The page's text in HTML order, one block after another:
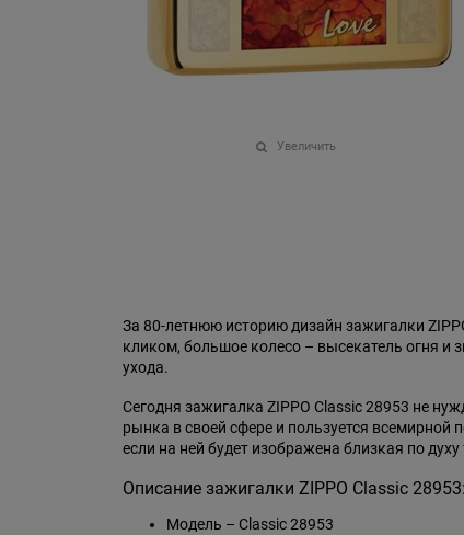
Увеличить
За 80-летнюю историю дизайн зажигалки
кликом, большое колесо – высекатель огня и
ухода.
Сегодня зажигалка ZIPPO Classic 28953 не
рынка в своей сфере и пользуется всемирной
если на ней будет изображена близкая по духу
Описание зажигалки ZIPPO Classic 28953:
Модель – Classic 28953